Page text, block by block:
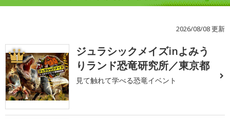
2026/08/08 更新
1
ジュラシックメイズinよみう
りランド恐竜研究所／東京都
見て触れて学べる恐竜イベント